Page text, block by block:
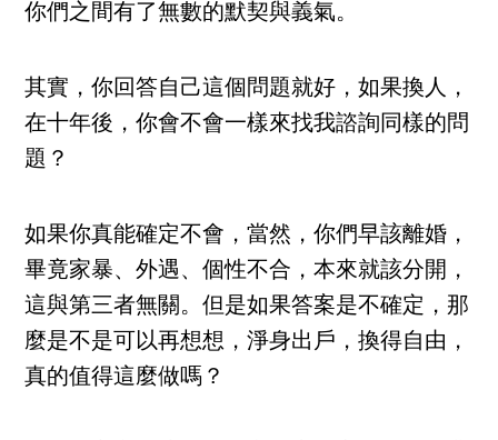
你們之間有了無數的默契與義氣。
其實，你回答自己這個問題就好，如果換人，
在十年後，你會不會一樣來找我諮詢同樣的問
題？
如果你真能確定不會，當然，你們早該離婚，
畢竟家暴、外遇、個性不合，本來就該分開，
這與第三者無關。但是如果答案是不確定，那
麼是不是可以再想想，淨身出戶，換得自由，
真的值得這麼做嗎？